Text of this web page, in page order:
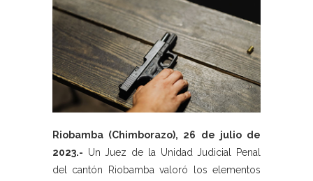
Riobamba (Chimborazo), 26 de julio de
2023.- Un Juez de la Unidad Judicial Penal
del cantón Riobamba valoró los elementos